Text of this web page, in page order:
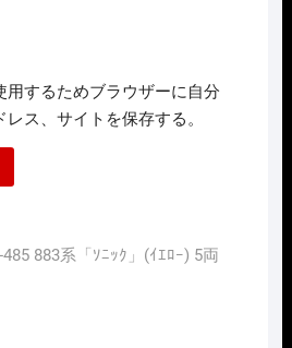
用するためブラウザーに自分
ス、サイトを保存する。
485 883系「ｿﾆｯｸ」(ｲｴﾛｰ) 5両